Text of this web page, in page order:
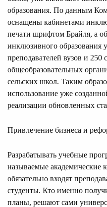
образования. По данным
оснащены кабинетами
печати шрифтом Брайля, а
инклюзивного образования
преподавателей вузов и 250
общеобразовательных
сельских школ. Таким
использование уже
реализации обновленных
Привлечение бизнеса и
Разрабатывать учебные
называемые академические
обязательно входят
студенты. Кто именно
планы, решают сами